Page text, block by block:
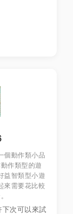
個動作類小品
作類型的遊
益智類型小遊
來需要花比較
次可以來試